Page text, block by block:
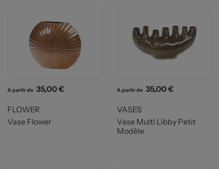
A partir de Prix
35,00 €
FLOWER
Vase Flower
A partir de Prix
35,00 €
VASES
Vase Multi Libby Petit
Modèle